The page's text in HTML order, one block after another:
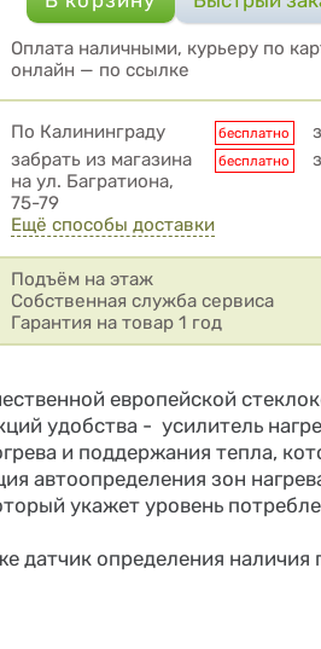
Оплата наличными, курьеру по
онлайн — по ссылке
Условия доставки
По Калининграду бесплатно
забрать из магазина
на ул. Багратиона,
75-79
бесплатно
Ещё способы доставки
Подъём на этаж
Собственная служба сервиса
Гарантия на товар 1 год
европейской
удобства - усилитель
и поддержания тепла,
автоопределения зон
укажет уровень
датчик определения наличия